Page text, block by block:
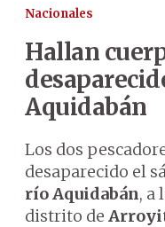
Nacionales
Hallan
Aquidabán
Los dos
desaparecido el
río Aquidabán, a
distrito de